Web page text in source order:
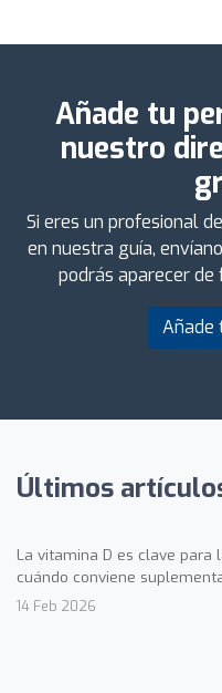
Añade tu
nuestro
Si eres un profesional
en nuestra guía,
podrás aparecer
Añade
Últimos
La vitamina D es clave para
cuándo conviene
14 Feb 2026